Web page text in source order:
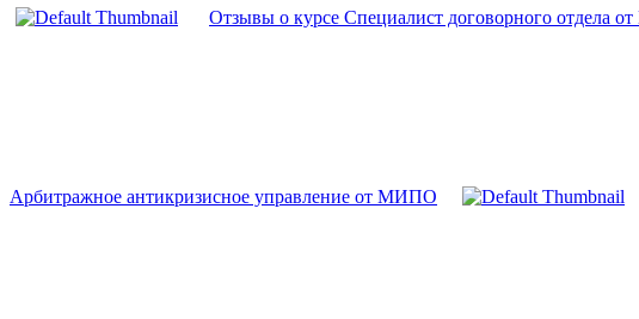
Отзывы о курсе Специалист договорного отдела
Арбитражное антикризисное управление от МИПО